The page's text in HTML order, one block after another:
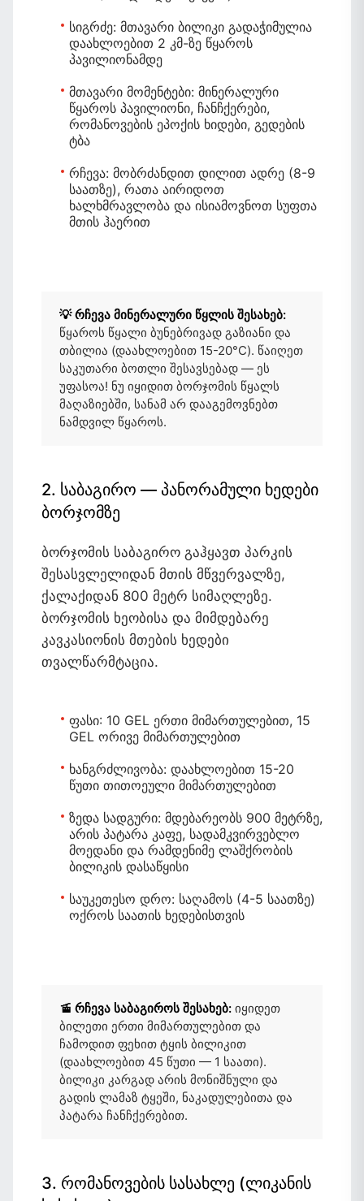
სიგრძე: მთავარი ბილიკი გადაჭიმულია
დაახლოებით 2 კმ-ზე წყაროს
პავილიონამდე
მთავარი მომენტები: მინერალური
წყაროს პავილიონი, ჩანჩქერები,
რომანოვების ეპოქის ხიდები, გედების
ტბა
რჩევა: მობრძანდით დილით ადრე (8-9
საათზე), რათა აირიდოთ
ხალხმრავლობა და ისიამოვნოთ სუფთა
მთის ჰაერით
💡 რჩევა მინერალური წყლის შესახებ:
წყაროს წყალი ბუნებრივად გაზიანი და
თბილია (დაახლოებით 15-20°C). წაიღეთ
საკუთარი ბოთლი შესავსებად — ეს
უფასოა! ნუ იყიდით ბორჯომის წყალს
მაღაზიებში, სანამ არ დააგემოვნებთ
ნამდვილ წყაროს.
2. საბაგირო — პანორამული ხედები
ბორჯომზე
ბორჯომის საბაგირო გაჰყავთ პარკის
შესასვლელიდან მთის მწვერვალზე,
ქალაქიდან 800 მეტრ სიმაღლეზე.
ბორჯომის ხეობისა და მიმდებარე
კავკასიონის მთების ხედები
თვალწარმტაცია.
ფასი: 10 GEL ერთი მიმართულებით, 15
GEL ორივე მიმართულებით
ხანგრძლივობა: დაახლოებით 15-20
წუთი თითოეული მიმართულებით
ზედა სადგური: მდებარეობს 900 მეტრზე,
არის პატარა კაფე, სადამკვირვებლო
მოედანი და რამდენიმე ლაშქრობის
ბილიკის დასაწყისი
საუკეთესო დრო: საღამოს (4-5 საათზე)
ოქროს საათის ხედებისთვის
🚡 რჩევა საბაგიროს შესახებ: იყიდეთ
ბილეთი ერთი მიმართულებით და
ჩამოდით ფეხით ტყის ბილიკით
(დაახლოებით 45 წუთი — 1 საათი).
ბილიკი კარგად არის მონიშნული და
გადის ლამაზ ტყეში, ნაკადულებითა და
პატარა ჩანჩქერებით.
3. რომანოვების სასახლე (ლიკანის